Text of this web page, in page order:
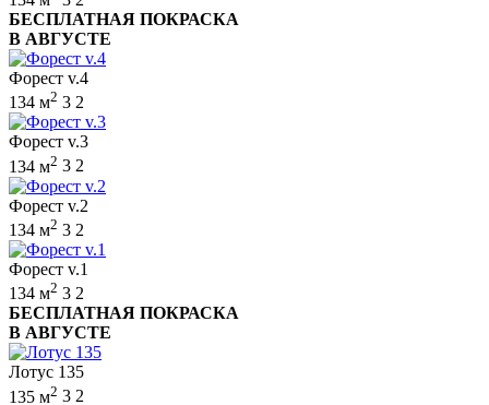
БЕСПЛАТНАЯ ПОКРАСКА
В АВГУСТЕ
Форест v.4
134 м2 3 2
Форест v.3
134 м2 3 2
Форест v.2
134 м2 3 2
Форест v.1
134 м2 3 2
БЕСПЛАТНАЯ ПОКРАСКА
В АВГУСТЕ
Лотус 135
135 м2 3 2